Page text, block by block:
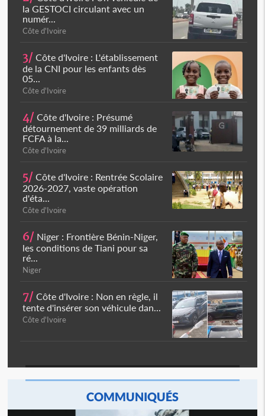
la GESTOCI circulant avec un
numér...
Côte d'Ivoire
3/ Côte d'Ivoire : L'établissement
de la CNI pour les enfants dès
05...
Côte d'Ivoire
4/ Côte d'Ivoire : Présumé
détournement de 39 milliards de
FCFA à la...
Côte d'Ivoire
5/ Côte d'Ivoire : Rentrée Scolaire
2026-2027, vaste opération
d'éta...
Côte d'Ivoire
6/ Niger : Frontière Bénin-Niger,
les conditions de Tiani pour sa
ré...
Niger
7/ Côte d'Ivoire : Non en règle, il
tente d'insérer son véhicule dan...
Côte d'Ivoire
COMMUNIQUÉS